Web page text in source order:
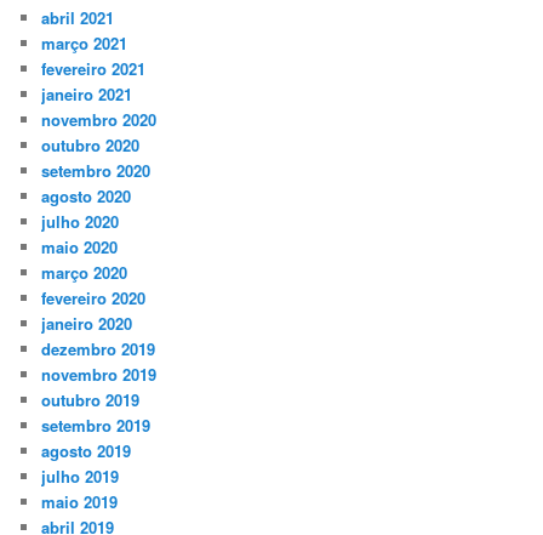
abril 2021
março 2021
fevereiro 2021
janeiro 2021
novembro 2020
outubro 2020
setembro 2020
agosto 2020
julho 2020
maio 2020
março 2020
fevereiro 2020
janeiro 2020
dezembro 2019
novembro 2019
outubro 2019
setembro 2019
agosto 2019
julho 2019
maio 2019
abril 2019